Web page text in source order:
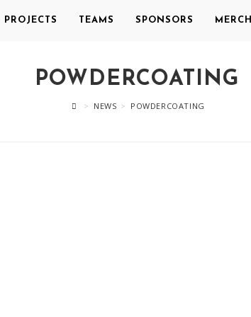
PROJECTS TEAMS SPONSORS MERCH
POWDERCOATING
> NEWS > POWDERCOATING